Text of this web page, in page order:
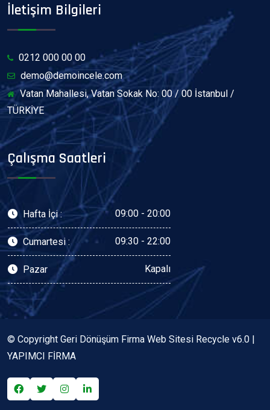
İletişim Bilgileri
0212 000 00 00
demo@demoincele.com
Vatan Mahallesi, Vatan Sokak No: 00 / 00 İstanbul /
TÜRKİYE
Çalışma Saatleri
Hafta İçi : 09:00 - 20:00
Cumartesi : 09:30 - 22:00
Pazar Kapalı
© Copyright Geri Dönüşüm Firma Web Sitesi Recycle v6.0 |
YAPIMCI FİRMA